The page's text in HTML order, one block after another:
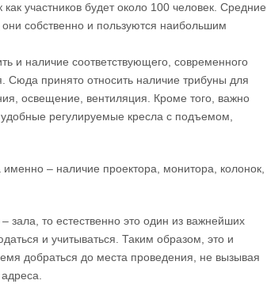
участников будет около 100 человек. Средние
собственно и пользуются наибольшим
и наличие соответствующего, современного
Сюда принято относить наличие трибуны для
освещение, вентиляция. Кроме того, важно
регулируемые кресла с подъемом,
– наличие проектора, монитора, колонок,
зала, то естественно это один из важнейших
и учитываться. Таким образом, это и
добраться до места проведения, не вызывая